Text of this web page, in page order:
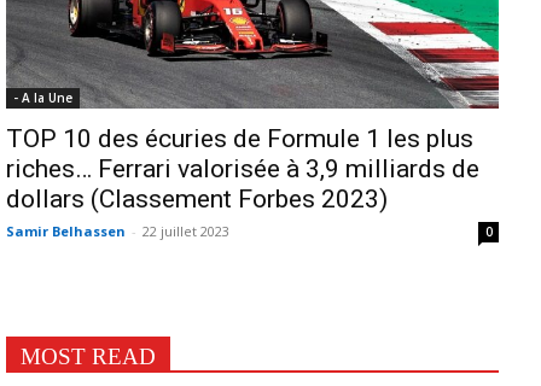
- A la Une
TOP 10 des écuries de Formule 1 les plus
riches… Ferrari valorisée à 3,9 milliards de
dollars (Classement Forbes 2023)
Samir Belhassen - 22 juillet 2023 0
MOST READ